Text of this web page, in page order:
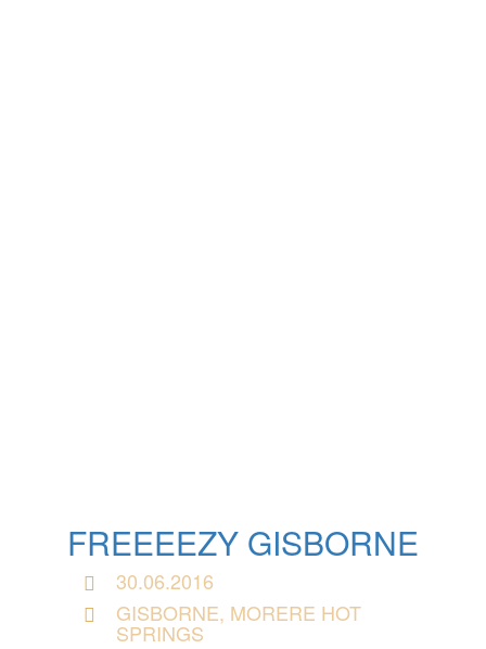
FREEEEZY GISBORNE
30.06.2016
GISBORNE, MORERE HOT
SPRINGS